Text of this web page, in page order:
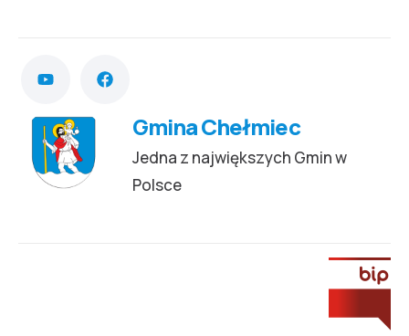
Gmina Chełmiec
Jedna z największych Gmin w
Polsce